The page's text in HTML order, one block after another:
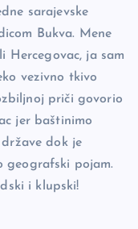
sarajevske
Bukva. Mene
Hercegovac, ja sam
vezivno tkivo
priči govorio
jer baštinimo
dok je
geografski pojam.
i klupski!